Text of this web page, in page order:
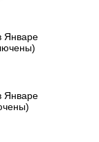
Январе
Январе